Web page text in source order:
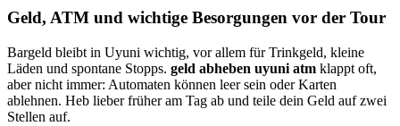
Geld, ATM und wichtige Besorgungen vor der Tour
Bargeld bleibt in Uyuni wichtig, vor allem für Trinkgeld, kleine
Läden und spontane Stopps. geld abheben uyuni atm klappt oft,
aber nicht immer: Automaten können leer sein oder Karten
ablehnen. Heb lieber früher am Tag ab und teile dein Geld auf zwei
Stellen auf.